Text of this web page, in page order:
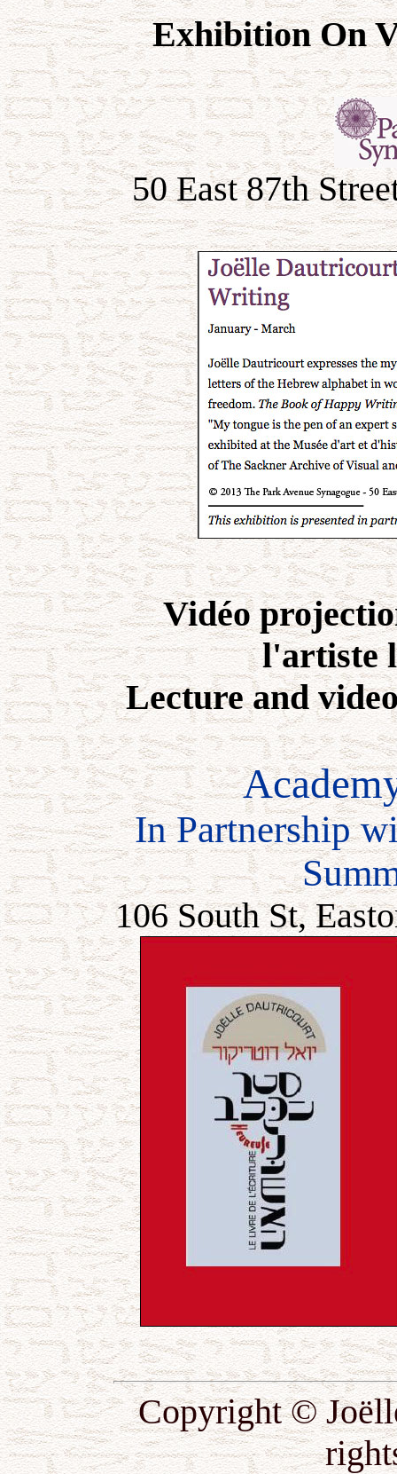
Exhibition On
50 East 87th
Vidéo
l'artiste
Lecture and
In Partnership
106 South St,
Copyright ©